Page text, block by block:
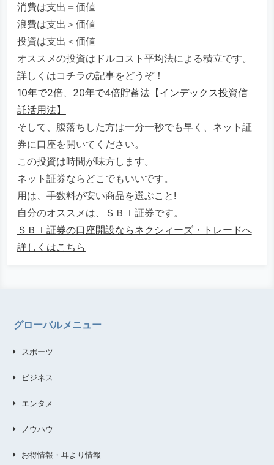
消費は支出＝価値
浪費は支出＞価値
投資は支出＜価値
オススメの投資はドルコスト平均法による積立です。
詳しくはコチラの記事をどうぞ！
10年で2倍、20年で4倍貯蓄法【インデックス投資信
託活用法】
そして、腹落ちした方は一分一秒でも早く、ネット証
券に口座を開いてください。
この投資は時間が味方します。
ネット証券ならどこでもいいです。
用は、手数料が安い商品を選ぶこと!
自分のオススメは、ＳＢＩ証券です。
ＳＢＩ証券の口座開設ならネクシィーズ・トレードへ
詳しくはこちら
グローバルメニュー
スポーツ
ビジネス
エンタメ
ノウハウ
お得情報・耳より情報